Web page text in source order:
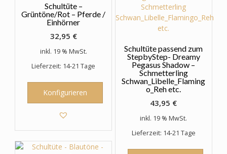
Schultüte –
Grüntöne/Rot – Pferde /
Einhörner
32,95 €
inkl. 19 % MwSt.
Lieferzeit: 14-21 Tage
Konfigurieren
Schultüte passend zum
StepbyStep- Dreamy
Pegasus Shadow –
Schmetterling
Schwan_Libelle_Flaming
o_Reh etc.
43,95 €
inkl. 19 % MwSt.
Lieferzeit: 14-21 Tage